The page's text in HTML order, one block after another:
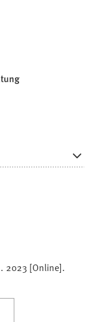
2023 [Online].